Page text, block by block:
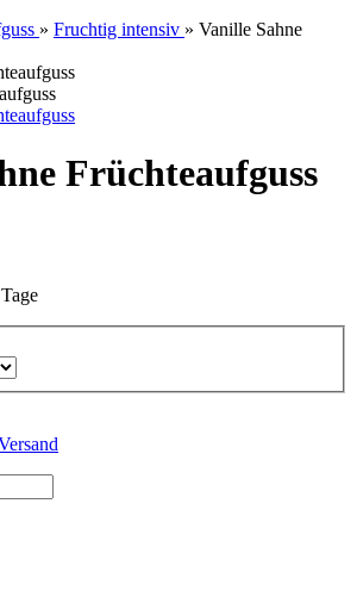
» Fruchtig intensiv » Vanille Sahne
Früchteaufguss